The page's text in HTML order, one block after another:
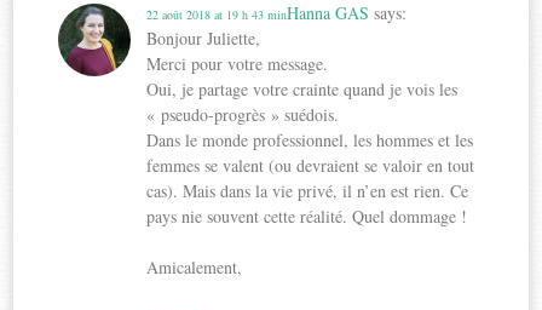
Hanna GAS says:
22 août 2018 at 19 h 43 min
Bonjour Juliette,
Merci pour votre message.
Oui, je partage votre crainte quand je vois les
« pseudo-progrès » suédois.
Dans le monde professionnel, les hommes et les
femmes se valent (ou devraient se valoir en tout
cas). Mais dans la vie privé, il n’en est rien. Ce
pays nie souvent cette réalité. Quel dommage !
Amicalement,